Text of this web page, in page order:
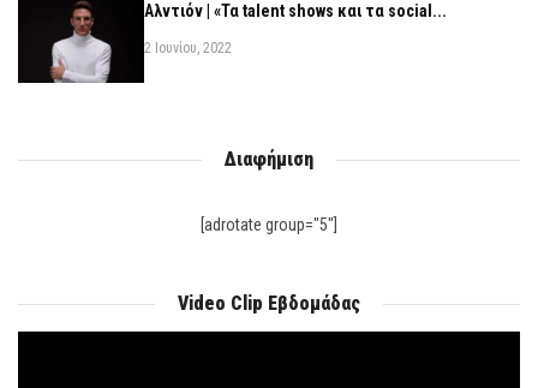
Αλντιόν | «Τα talent shows και τα social...
2 Ιουνίου, 2022
Διαφήμιση
[adrotate group="5"]
Video Clip Εβδομάδας